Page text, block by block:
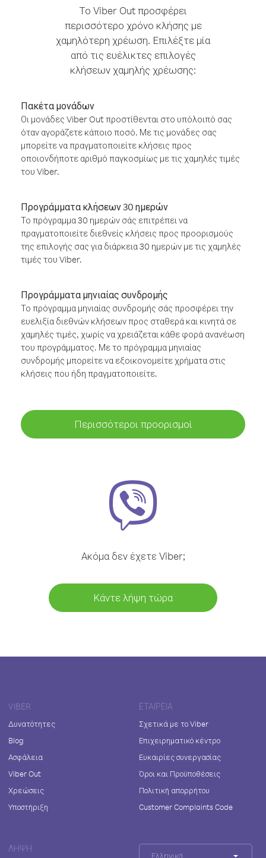
Το Viber Out προσφέρει
περισσότερο χρόνο κλήσης με
χαμηλότερη χρέωση. Επιλέξτε μία
από τις ευέλικτες επιλογές
κλήσεων χαμηλής χρέωσης:
Πακέτα μονάδων
Οι μονάδες Viber Out προστίθενται στο υπόλοιπό σας
όταν αγοράζετε κάποιο ποσό. Με τις μονάδες σας
μπορείτε να πραγματοποιείτε κλήσεις προς
οποιονδήποτε αριθμό παγκοσμίως με τις χαμηλές τιμές
του Viber.
Προγράμματα κλήσεων 30 ημερών
Το πρόγραμμα 30 ημερών σάς επιτρέπει να
πραγματοποιείτε διεθνείς κλήσεις προς προορισμούς
της επιλογής σας για διάρκεια 30 ημερών με τις χαμηλές
τιμές του Viber.
Προγράμματα μηνιαίας συνδρομής
Το πρόγραμμα μηνιαίας συνδρομής σάς προσφέρει την
ευελιξία διεθνών κλήσεων προς σταθερά και κινητά σε
χαμηλές τιμές, χωρίς να χρειάζεται κάθε φορά ανανέωση
του προγράμματος. Με το πρόγραμμα μηνιαίας
συνδρομής μπορείτε να εξοικονομείτε χρήματα στις
κλήσεις που ήδη πραγματοποιείτε.
Περισσότεροι προορισμοί
Ακόμα δεν έχετε Viber;
Κάντε λήψη τώρα
VIBER
Δυνατότητες
Blog
Ασφάλεια
Viber Out
Χρεώσεις
Υποστήριξη
ΕΤΑΙΡΕΊΑ
Σχετικά με το Viber
Επιχειρηματικό κέντρο
Ευκαιρίες συνεργασίας
Όροι και Προϋποθέσεις
Πολιτική απορρήτου
Customer Complaints Code
ΛΉΨΗ
Ελληνικά